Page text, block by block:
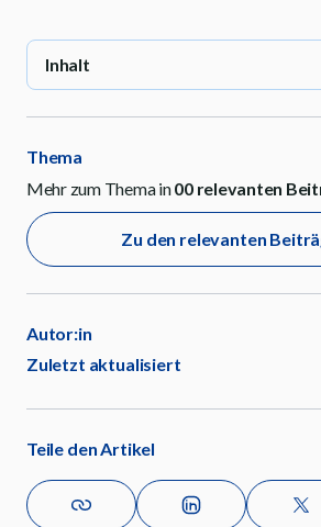
Inhalt
Thema
Mehr zum Thema in00 relevanten
Zu den relevanten
Autor:in
Zuletzt aktualisiert
Teile den Artikel